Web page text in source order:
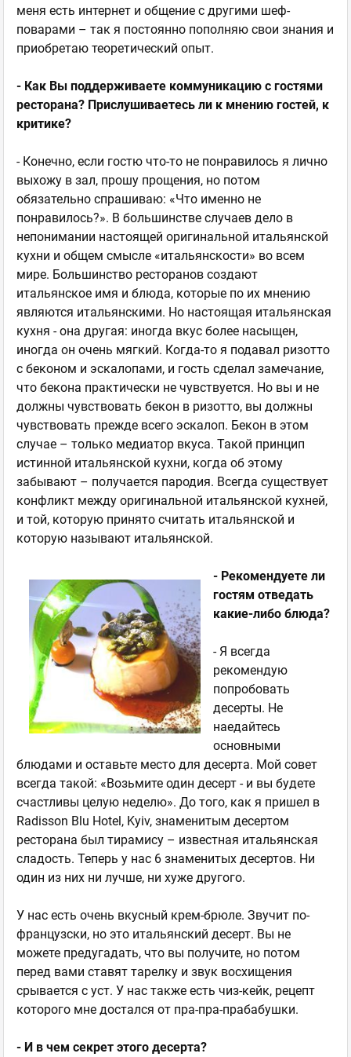
меня есть интернет и общение с другими шеф-
поварами – так я постоянно пополняю свои знания и
приобретаю теоретический опыт.
- Как Вы поддерживаете коммуникацию с гостями
ресторана? Прислушиваетесь ли к мнению гостей, к
критике?
- Конечно, если гостю что-то не понравилось я лично
выхожу в зал, прошу прощения, но потом
обязательно спрашиваю: «Что именно не
понравилось?». В большинстве случаев дело в
непонимании настоящей оригинальной итальянской
кухни и общем смысле «итальянскости» во всем
мире. Большинство ресторанов создают
итальянское имя и блюда, которые по их мнению
являются итальянскими. Но настоящая итальянская
кухня - она другая: иногда вкус более насыщен,
иногда он очень мягкий. Когда-то я подавал ризотто
с беконом и эскалопами, и гость сделал замечание,
что бекона практически не чувствуется. Но вы и не
должны чувствовать бекон в ризотто, вы должны
чувствовать прежде всего эскалоп. Бекон в этом
случае – только медиатор вкуса. Такой принцип
истинной итальянской кухни, когда об этому
забывают – получается пародия. Всегда существует
конфликт между оригинальной итальянской кухней,
и той, которую принято считать итальянской и
которую называют итальянской.
- Рекомендуете ли
гостям отведать
какие-либо блюда?
- Я всегда
рекомендую
попробовать
десерты. Не
наедайтесь
основными
блюдами и оставьте место для десерта. Мой совет
всегда такой: «Возьмите один десерт - и вы будете
счастливы целую неделю». До того, как я пришел в
Radisson Blu Hotel, Kyiv, знаменитым десертом
ресторана был тирамису – известная итальянская
сладость. Теперь у нас 6 знаменитых десертов. Ни
один из них ни лучше, ни хуже другого.
У нас есть очень вкусный крем-брюле. Звучит по-
французски, но это итальянский десерт. Вы не
можете предугадать, что вы получите, но потом
перед вами ставят тарелку и звук восхищения
срывается с уст. У нас также есть чиз-кейк, рецепт
которого мне достался от пра-пра-прабабушки.
- И в чем секрет этого десерта?